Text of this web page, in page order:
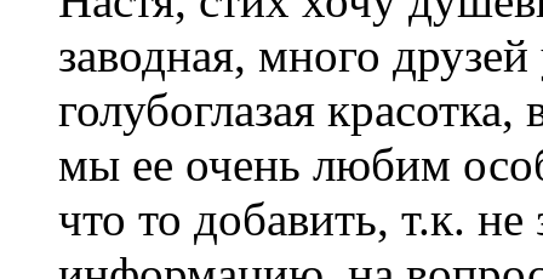
заводная, много
голубоглазая красотка,
мы ее очень любим
что то добавить, т.к.